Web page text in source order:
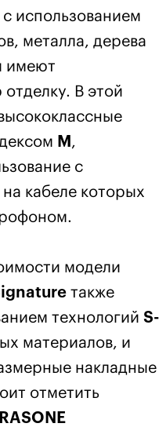
использованием
металла, дерева
имеют
В этой
M ,
с
кабеле которых
модели
также
технологий S-
материалов, и
накладные
отметить